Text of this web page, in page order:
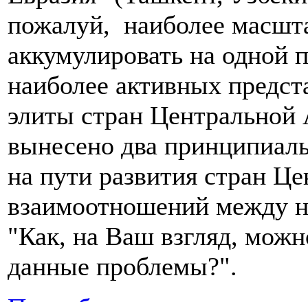
пожалуй, наиболее
аккумулировать на одной
наиболее активных
элиты стран
вынесено два
на пути развития стран
взаимоотношений между
"Как, на Ваш взгляд,
данные проблемы?".